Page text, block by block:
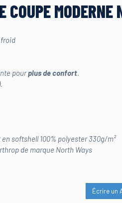
COUPE MODERNE
pourplus de confort.
softshell 100% polyester 330g/m²
de marque North Ways
Écrire un